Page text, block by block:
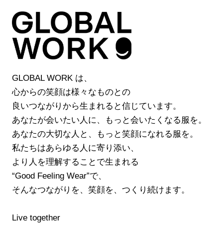
GLOBAL WORK は、
心からの笑顔は様々なものとの
良いつながりから生まれると信じています。
あなたが会いたい人に、もっと会いたくなる服を。
あなたの大切な人と、もっと笑顔になれる服を。
私たちはあらゆる人に寄り添い、
より人を理解することで生まれる
“Good Feeling Wear”で、
そんなつながりを、笑顔を、つくり続けます。
Live together